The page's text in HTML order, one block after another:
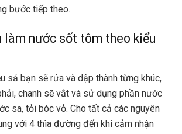
bước tiếp theo.
làm nước sốt tôm theo kiểu
sả bạn sẽ rửa và dập thành từng khúc,
chanh sẽ vắt và sử dụng phần nước
sa, tỏi bóc vỏ. Cho tất cả các nguyên
với 4 thìa đường đến khi cảm nhận